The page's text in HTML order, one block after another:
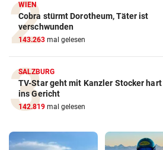
WIEN
Cobra stürmt Dorotheum, Täter ist
verschwunden
143.263 mal gelesen
SALZBURG
TV-Star geht mit Kanzler Stocker hart
ins Gericht
142.819 mal gelesen